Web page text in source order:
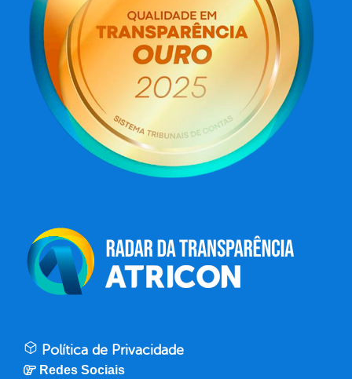
Política de Privacidade
Redes Sociais